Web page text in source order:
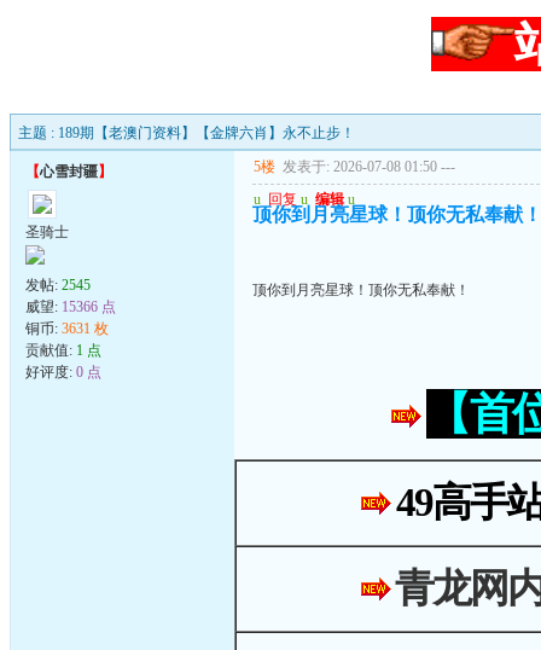
主题 : 189期【老澳门资料】【金牌六肖】永不止步！
【心雪封疆】
圣骑士
发帖: 2545
威望: 15366 点
铜币: 3631 枚
贡献值: 1 点
好评度: 0 点
5楼 发表于: 2026-07-08 01:50 ---
u 回复 u 编辑 u
顶你到月亮星球！顶你无私奉献！
顶你到月亮星球！顶你无私奉献！
【
49高手
青龙网